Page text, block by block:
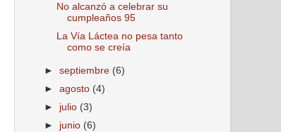
No alcanzó a celebrar su
cumpleaños 95
La Vía Láctea no pesa tanto
como se creía
►septiembre (6)
►agosto (4)
► julio (3)
► junio (6)